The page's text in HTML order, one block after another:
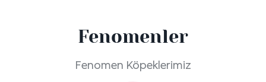
Fenomenler
Fenomen Köpeklerimiz